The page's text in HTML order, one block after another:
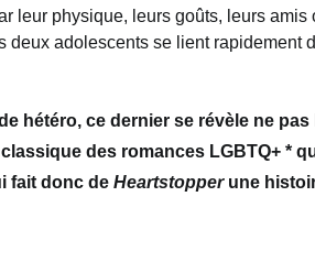
leur physique, leurs goûts, leurs amis
deux adolescents se lient rapidement
hétéro, ce dernier se révèle ne pas
des romances LGBTQ+ *
fait donc de Heartstopper une